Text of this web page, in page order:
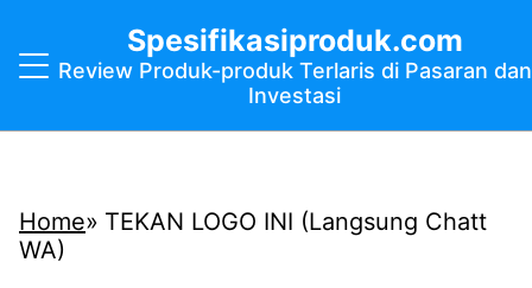
Spesifikasiproduk.com
Review Produk-produk Terlaris di Pasaran dan
Investasi
Home
TEKAN LOGO INI (Langsung Chatt
WA)